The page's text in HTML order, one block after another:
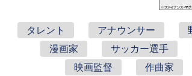
タレント アナウンサー
漫画家
サッカー選手
映画監督
作曲家